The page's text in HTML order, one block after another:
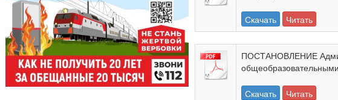
Скачать Читать
ПОСТАНОВЛЕНИЕ
Скачать Читать